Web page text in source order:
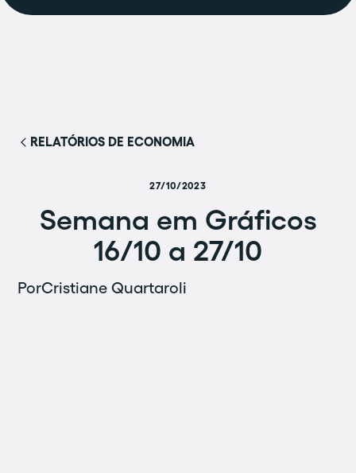
RELATÓRIOS DE ECONOMIA
27/10/2023
Semana em Gráficos
16/10 a 27/10
PorCristiane Quartaroli